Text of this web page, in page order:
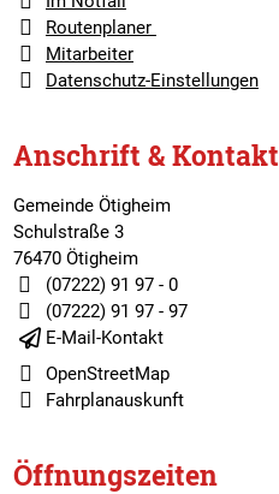
Routenplaner
Mitarbeiter
Datenschutz-Einstellungen
Anschrift & Kontakt
Gemeinde Ötigheim
Schulstraße 3
76470 Ötigheim
(07222) 91 97 - 0
(07222) 91 97 - 97
E-Mail-Kontakt
OpenStreetMap
Fahrplanauskunft
Öffnungszeiten